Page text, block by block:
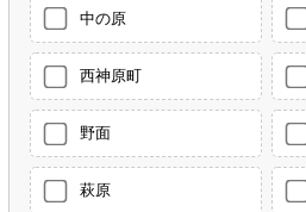
中の原
西神原町
野面
萩原